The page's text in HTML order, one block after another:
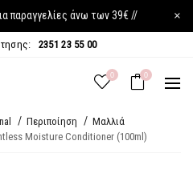
παραγγελίες άνω των 39€ // ×
2351 23 55 00
0 0
Περιποίηση
Μαλλιά
Moisture Conditioner (100ml)